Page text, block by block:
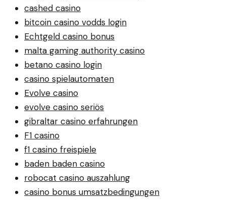
cashed casino
bitcoin casino vodds login
Echtgeld casino bonus
malta gaming authority casino
betano casino login
casino spielautomaten
Evolve casino
evolve casino seriös
gibraltar casino erfahrungen
F1 casino
f1 casino freispiele
baden baden casino
robocat casino auszahlung
casino bonus umsatzbedingungen